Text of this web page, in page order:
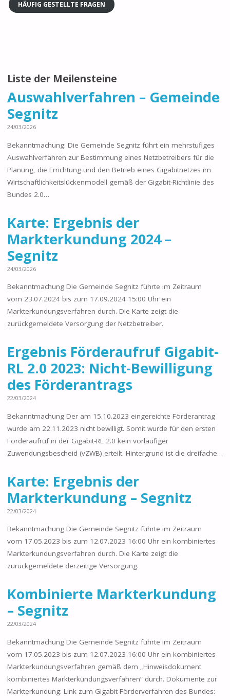
HÄUFIG GESTELLTE FRAGEN
Liste der Meilensteine
Auswahlverfahren – Gemeinde
Segnitz
24/03/2026
Bekanntmachung: Die Gemeinde Segnitz führt ein mehrstufiges
Auswahlverfahren zur Bestimmung eines Netzbetreibers für die
Planung, die Errichtung und den Betrieb eines Gigabitnetzes im
Wirtschaftlichkeitslückenmodell gemäß der Gigabit-Richtlinie des
Bundes 2.0…
Karte: Ergebnis der
Markterkundung 2024 –
Segnitz
24/03/2026
Bekanntmachung Die Gemeinde Segnitz führte im Zeitraum
vom 23.07.2024 bis zum 17.09.2024 15:00 Uhr ein
Markterkundungsverfahren durch. Die Karte zeigt die
zurückgemeldete Versorgung der Netzbetreiber.
Ergebnis Förderaufruf Gigabit-
RL 2.0 2023: Nicht-Bewilligung
des Förderantrags
22/03/2024
Bekanntmachung Der am 15.10.2023 eingereichte Förderantrag
wurde am 22.11.2023 nicht bewilligt. Somit wurde für den ersten
Förderaufruf in der Gigabit-RL 2.0 kein vorläufiger
Zuwendungsbescheid (vZWB) erteilt. Hintergrund ist die dreifache…
Karte: Ergebnis der
Markterkundung – Segnitz
22/03/2024
Bekanntmachung Die Gemeinde Segnitz führte im Zeitraum
vom 17.05.2023 bis zum 12.07.2023 16:00 Uhr ein kombiniertes
Markterkundungsverfahren durch. Die Karte zeigt die
zurückgemeldete derzeitige Versorgung.
Kombinierte Markterkundung
– Segnitz
22/03/2024
Bekanntmachung Die Gemeinde Segnitz führte im Zeitraum
vom 17.05.2023 bis zum 12.07.2023 16:00 Uhr ein kombiniertes
Markterkundungsverfahren gemäß dem „Hinweisdokument
kombiniertes Markterkundungsverfahren“ durch. Dokumente zur
Markterkundung: Link zum Gigabit-Förderverfahren des Bundes: